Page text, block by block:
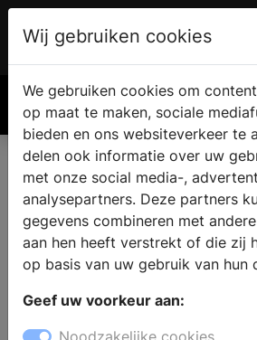
Wij gebruiken cookies
We gebruiken cookies om
op maat te maken, sociale
bieden en ons websiteverkeer te
delen ook informatie over uw
met onze social media-,
analysepartners. Deze partners
gegevens combineren met
aan hen heeft verstrekt of die zij
op basis van uw gebruik van hun
Geef uw voorkeur aan:
Noodzakelijke cookies